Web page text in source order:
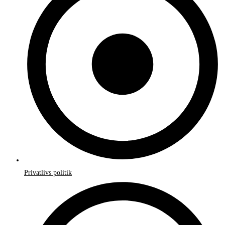
Privatlivs politik